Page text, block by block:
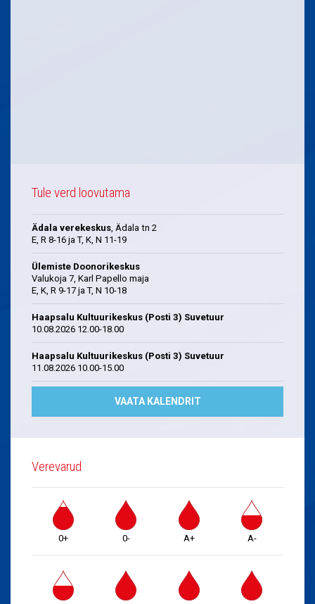
Tule verd loovutama
Ädala verekeskus , Ädala tn 2
E, R 8-16 ja T, K, N 11-19
Ülemiste Doonorikeskus
Valukoja 7, Karl Papello maja
E, K, R 9-17 ja T, N 10-18
Haapsalu Kultuurikeskus (Posti 3) Suvetuur
10.08.2026 12.00-18.00
Haapsalu Kultuurikeskus (Posti 3) Suvetuur
11.08.2026 10.00-15.00
VAATA KALENDRIT
Verevarud
0+ 0- A+ A-